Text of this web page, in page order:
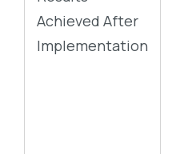
Achieved After
Implementation